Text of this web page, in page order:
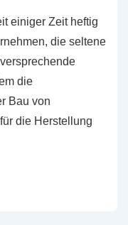
einiger Zeit heftig
die seltene
die
Bau von
die Herstellung